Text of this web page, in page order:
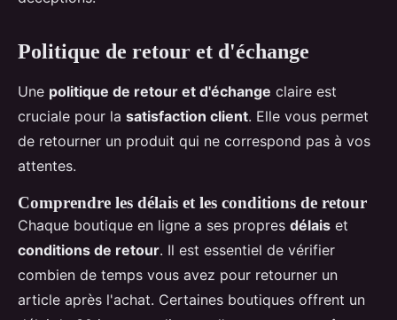
Politique de retour et d'échange
Une politique de retour et d'échange claire est
cruciale pour la satisfaction client. Elle vous permet
de retourner un produit qui ne correspond pas à vos
attentes.
Comprendre les délais et les conditions de retour
Chaque boutique en ligne a ses propres délais et
conditions de retour. Il est essentiel de vérifier
combien de temps vous avez pour retourner un
article après l'achat. Certaines boutiques offrent un